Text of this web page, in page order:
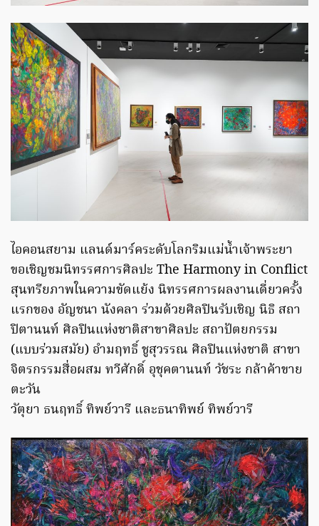
ไอคอนสยาม แลนด์มาร์คระดับโลกริมแม่น้ำเจ้าพระยา
ขอเชิญชมนิทรรศการศิลปะ The Harmony in Conflict
สุนทรียภาพในความขัดแย้ง นิทรรศการผลงานเดี่ยวครั้ง
แรกของ อัญชนา นังคลา ร่วมด้วยศิลปินรับเชิญ นิธิ สถา
ปิตานนท์ ศิลปินแห่งชาติสาขาศิลปะ สถาปัตยกรรม
(แบบร่วมสมัย) อำมฤทธิ์ ชูสุวรรณ ศิลปินแห่งชาติ สาขา
จิตรกรรมสื่อผสม ทวีศักดิ์ อุชุคตานนท์ วัชระ กล้าค้าขาย
ตะวัน
วัตุยา ธนฤทธิ์ ทิพย์วารี และธนาทิพย์ ทิพย์วารี